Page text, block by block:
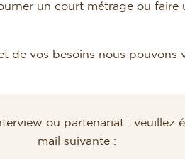
un court métrage ou
de vos besoins nous pouvons
ou partenariat : veuillez
mail suivante :